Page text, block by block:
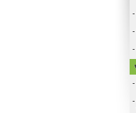
-
-
-
-
-